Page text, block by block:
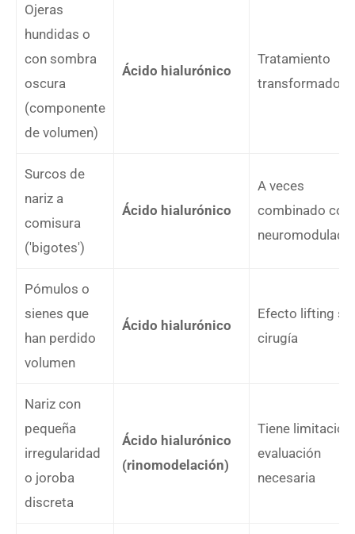
Ojeras
hundidas o
con sombra
oscura
(componente
de volumen)
Ácido hialurónico
Tratamiento
transformador
Surcos de
nariz a
comisura
('bigotes')
Ácido hialurónico
A veces
combinado con
Pómulos o
sienes que
han perdido
volumen
Ácido hialurónico
Efecto lifting sin
cirugía
Nariz con
pequeña
irregularidad
o joroba
discreta
Ácido hialurónico
(rinomodelación)
Tiene
evaluación
necesaria